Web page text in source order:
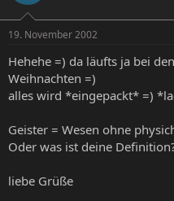
19. November 2002
Hehehe =) da läufts ja bei
Weihnachten =)
alles wird *eingepackt* =)
Geister = Wesen ohne
Oder was ist deine
liebe Grüße